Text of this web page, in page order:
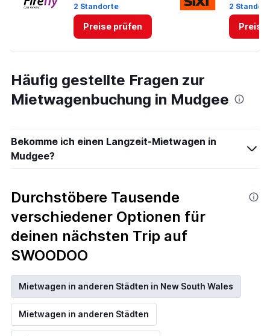
to
2 Standorte
Preise prüfen
2
Preise
Häufig gestellte Fragen zur
Mietwagenbuchung in Mudgee
Bekomme ich einen Langzeit-Mietwagen in
Mudgee?
Durchstöbere Tausende
verschiedener Optionen für
deinen nächsten Trip auf
SWOODOO
Mietwagen in anderen Städten in New South Wales
Mietwagen in anderen Städten